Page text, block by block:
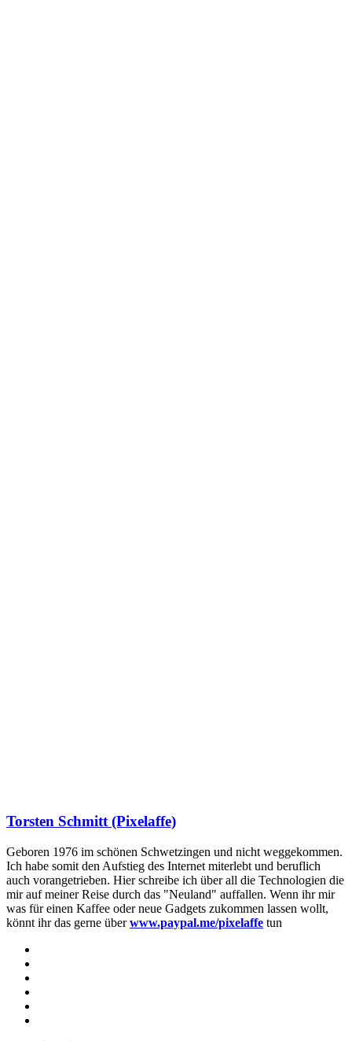
Torsten Schmitt (Pixelaffe)
Geboren 1976 im schönen Schwetzingen und nicht weggekommen.
Ich habe somit den Aufstieg des Internet miterlebt und beruflich
auch vorangetrieben. Hier schreibe ich über all die Technologien die
mir auf meiner Reise durch das "Neuland" auffallen. Wenn ihr mir
was für einen Kaffee oder neue Gadgets zukommen lassen wollt,
könnt ihr das gerne überwww.paypal.me/pixelaffe tun